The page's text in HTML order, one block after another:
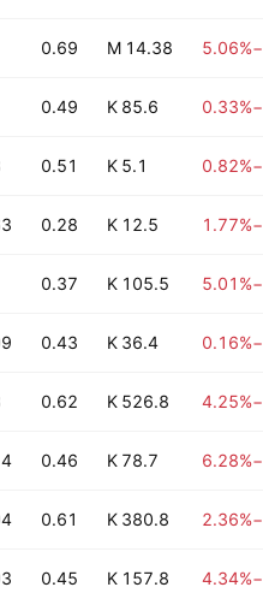
−5.06%
14.38 M
0.69
−0.33%
85.6 K
0.49
−0.82%
5.1 K
0.51
−1.77%
12.5 K
0.28
−5.01%
105.5 K
0.37
−0.16%
36.4 K
0.43
−4.25%
526.8 K
0.62
−6.28%
78.7 K
0.46
−2.36%
380.8 K
0.61
−4.34%
157.8 K
0.45